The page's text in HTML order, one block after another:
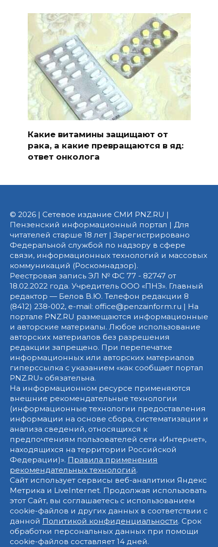
Какие витамины защищают от
рака, а какие превращаются в яд:
ответ онколога
© 2026 | Сетевое издание СМИ PNZ.RU |
Пензенский информационный портал | Для
читателей старше 18 лет | Зарегистрировано
Федеральной службой по надзору в сфере
связи, информационных технологий и массовых
коммуникаций (Роскомнадзор).
Реестровая запись ЭЛ № ФС 77 - 82747 от
18.02.2022 года. Учредитель ООО «ПНЗ». Главный
редактор — Белов В.Ю. Телефон редакции 8
(8412) 238-002, e-mail: office@penzainform.ru | На
портале PNZ.RU размещаются информационные
и авторские материалы. Любое использование
авторских материалов без разрешения
редакции запрещено. При перепечатке
информационных или авторских материалов
гиперссылка с указанием «как сообщает портал
PNZ.RU» обязательна.
На информационном ресурсе применяются
внешние рекомендательные технологии
(информационные технологии предоставления
информации на основе сбора, систематизации и
анализа сведений, относящихся к
предпочтениям пользователей сети «Интернет»,
находящихся на территории Российской
Федерации)». Правила применения
рекомендательных технологий.
Сайт использует сервисы веб-аналитики Яндекс
Метрика и LiveInternet. Продолжая использовать
этот Сайт, вы соглашаетесь с использованием
cookie-файлов и других данных в соответствии с
данной Политикой конфиденциальности. Срок
обработки персональных данных при помощи
cookie-файлов составляет 14 дней.